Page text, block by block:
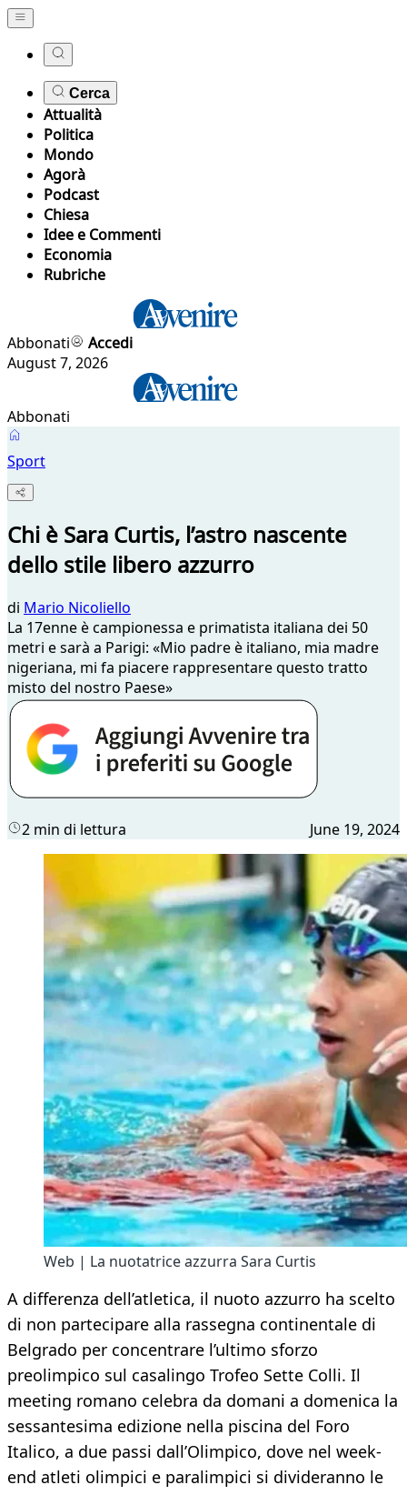
Cerca
Attualità
Politica
Mondo
Agorà
Podcast
Chiesa
Idee e Commenti
Economia
Rubriche
Abbonati
Accedi
August 7, 2026
Abbonati
Sport
Chi è Sara Curtis, l’astro nascente
dello stile libero azzurro
di Mario Nicoliello
La 17enne è campionessa e primatista italiana dei 50
metri e sarà a Parigi: «Mio padre è italiano, mia madre
nigeriana, mi fa piacere rappresentare questo tratto
misto del nostro Paese»
2 min di lettura June 19, 2024
Web | La nuotatrice azzurra Sara Curtis
A differenza dell’atletica, il nuoto azzurro ha scelto
di non partecipare alla rassegna continentale di
Belgrado per concentrare l’ultimo sforzo
preolimpico sul casalingo Trofeo Sette Colli. Il
meeting romano celebra da domani a domenica la
sessantesima edizione nella piscina del Foro
Italico, a due passi dall’Olimpico, dove nel week-
end atleti olimpici e paralimpici si divideranno le